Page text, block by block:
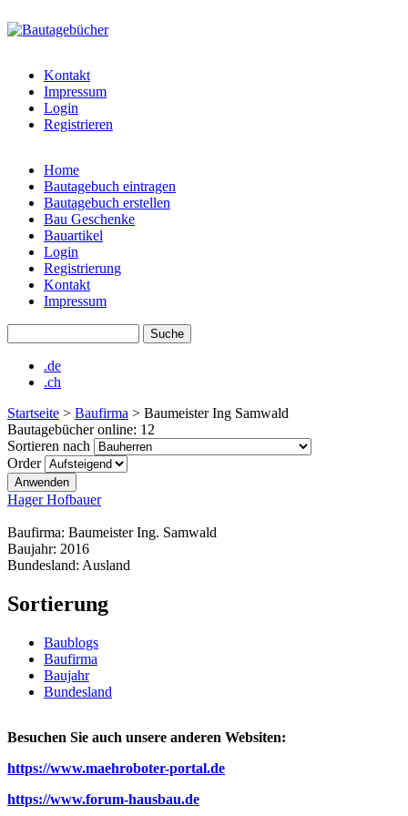
www.bautagebuecher.at
Kontakt
Impressum
Login
Registrieren
Hauptmenü
Home
Bautagebuch eintragen
Bautagebuch erstellen
Bau Geschenke
Bauartikel
Login
Registrierung
Kontakt
Impressum
.de
.ch
Startseite > Baufirma > Baumeister Ing Samwald
Bautagebücher online: 12
Sortieren nach
Order
Hager Hofbauer
Baufirma: Baumeister Ing. Samwald
Baujahr: 2016
Bundesland: Ausland
Sortierung
Baublogs
Baufirma
Baujahr
Bundesland
Besuchen Sie auch unsere anderen Websiten:
https://www.maehroboter-portal.de
https://www.forum-hausbau.de